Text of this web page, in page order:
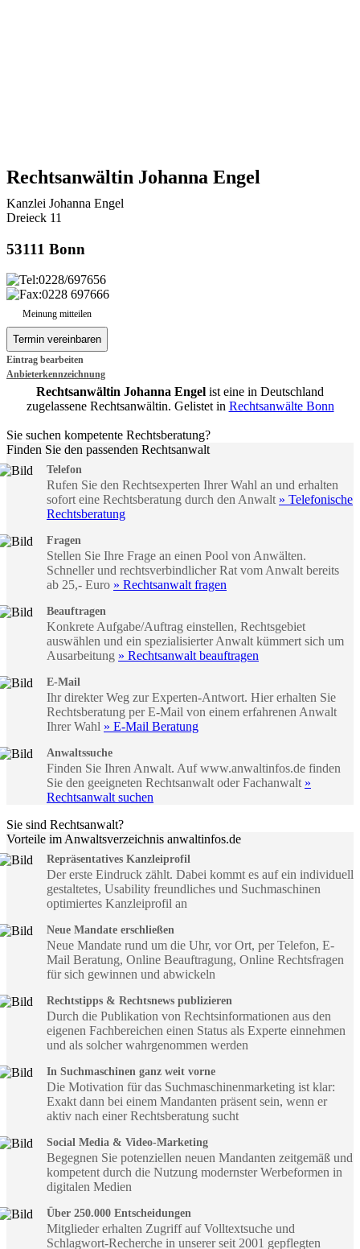
Rechtsanwältin Johanna Engel
Kanzlei Johanna Engel
Dreieck 11
53111 Bonn
0228/697656
0228 697666
Meinung mitteilen
Eintrag bearbeiten
Anbieterkennzeichnung
Rechtsanwältin Johanna Engel ist eine in Deutschland
zugelassene Rechtsanwältin. Gelistet in Rechtsanwälte Bonn
Sie suchen kompetente Rechtsberatung?
Finden Sie den passenden Rechtsanwalt
Telefon
Rufen Sie den Rechtsexperten Ihrer Wahl an und erhalten
sofort eine Rechtsberatung durch den Anwalt » Telefonische
Rechtsberatung
Fragen
Stellen Sie Ihre Frage an einen Pool von Anwälten.
Schneller und rechtsverbindlicher Rat vom Anwalt bereits
ab 25,- Euro » Rechtsanwalt fragen
Beauftragen
Konkrete Aufgabe/Auftrag einstellen, Rechtsgebiet
auswählen und ein spezialisierter Anwalt kümmert sich um
Ausarbeitung » Rechtsanwalt beauftragen
E-Mail
Ihr direkter Weg zur Experten-Antwort. Hier erhalten Sie
Rechtsberatung per E-Mail von einem erfahrenen Anwalt
Ihrer Wahl » E-Mail Beratung
Anwaltssuche
Finden Sie Ihren Anwalt. Auf www.anwaltinfos.de finden
Sie den geeigneten Rechtsanwalt oder Fachanwalt »
Rechtsanwalt suchen
Sie sind Rechtsanwalt?
Vorteile im Anwaltsverzeichnis anwaltinfos.de
Repräsentatives Kanzleiprofil
Der erste Eindruck zählt. Dabei kommt es auf ein individuell
gestaltetes, Usability freundliches und Suchmaschinen
optimiertes Kanzleiprofil an
Neue Mandate erschließen
Neue Mandate rund um die Uhr, vor Ort, per Telefon, E-
Mail Beratung, Online Beauftragung, Online Rechtsfragen
für sich gewinnen und abwickeln
Rechtstipps & Rechtsnews publizieren
Durch die Publikation von Rechtsinformationen aus den
eigenen Fachbereichen einen Status als Experte einnehmen
und als solcher wahrgenommen werden
In Suchmaschinen ganz weit vorne
Die Motivation für das Suchmaschinenmarketing ist klar:
Exakt dann bei einem Mandanten präsent sein, wenn er
aktiv nach einer Rechtsberatung sucht
Social Media & Video-Marketing
Begegnen Sie potenziellen neuen Mandanten zeitgemäß und
kompetent durch die Nutzung modernster Werbeformen in
digitalen Medien
Über 250.000 Entscheidungen
Mitglieder erhalten Zugriff auf Volltextsuche und
Schlagwort-Recherche in unserer seit 2001 gepflegten